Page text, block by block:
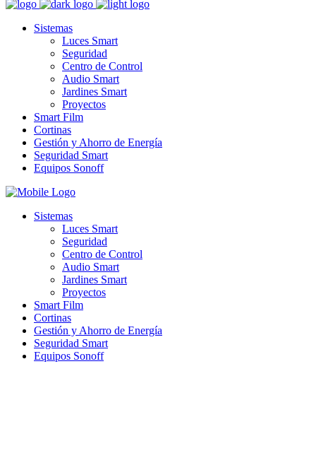
Sistemas
Luces Smart
Seguridad
Centro de Control
Audio Smart
Jardines Smart
Proyectos
Smart Film
Cortinas
Gestión y Ahorro de Energía
Seguridad Smart
Equipos Sonoff
Sistemas
Luces Smart
Seguridad
Centro de Control
Audio Smart
Jardines Smart
Proyectos
Smart Film
Cortinas
Gestión y Ahorro de Energía
Seguridad Smart
Equipos Sonoff